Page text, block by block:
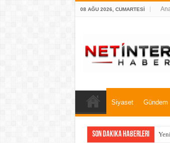
08 AĞU 2026, CUMARTESI
Siyaset Gündem
Son Dakika Haberleri